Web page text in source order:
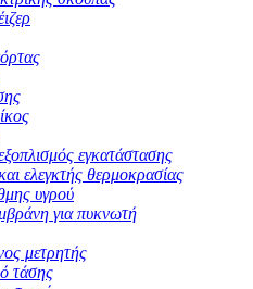
εγκατάστασης
ελεγκτής θερμοκρασίας
υγρού
για πυκνωτή
μετρητής
τάσης